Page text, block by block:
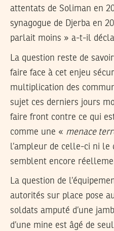
attentats de Soliman en
synagogue de Djerba en
parlait moins » a-t-il
La question reste de
faire face à cet enjeu
multiplication des
sujet ces derniers jours
faire front contre ce qui
comme une « menace
l’ampleur de celle-ci ni le
semblent encore
La question de
autorités sur place pose
soldats amputé d’une
d’une mine est âgé de